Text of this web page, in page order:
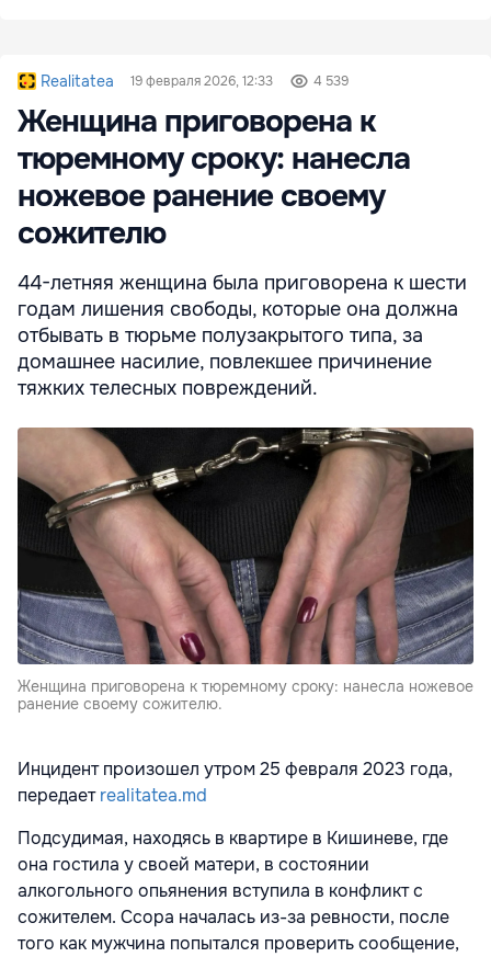
Realitatea 19 февраля 2026, 12:33 4 539
Женщина приговорена к
тюремному сроку: нанесла
ножевое ранение своему
сожителю
44-летняя женщина была приговорена к шести
годам лишения свободы, которые она должна
отбывать в тюрьме полузакрытого типа, за
домашнее насилие, повлекшее причинение
тяжких телесных повреждений.
Женщина приговорена к тюремному сроку: нанесла ножевое
ранение своему сожителю.
Инцидент произошел утром 25 февраля 2023 года,
передаетrealitatea.md
Подсудимая, находясь в квартире в Кишиневе, где
она гостила у своей матери, в состоянии
алкогольного опьянения вступила в конфликт с
сожителем. Ссора началась из-за ревности, после
того как мужчина попытался проверить сообщение,